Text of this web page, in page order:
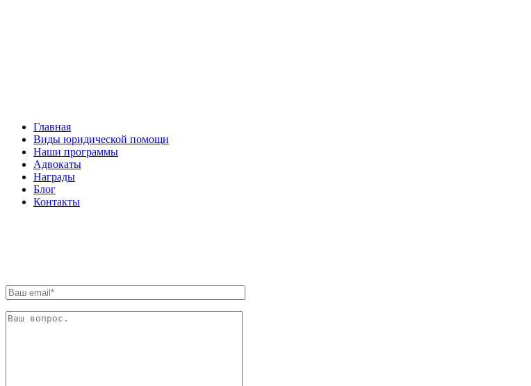
Главная
Виды юридической помощи
Наши программы
Адвокаты
Награды
Блог
Контакты